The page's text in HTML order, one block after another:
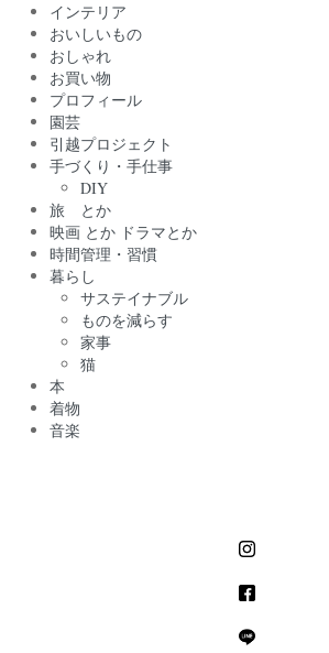
インテリア
おいしいもの
おしゃれ
お買い物
プロフィール
園芸
引越プロジェクト
手づくり・手仕事
DIY
旅 とか
映画 とか ドラマとか
時間管理・習慣
暮らし
サステイナブル
ものを減らす
家事
猫
本
着物
音楽